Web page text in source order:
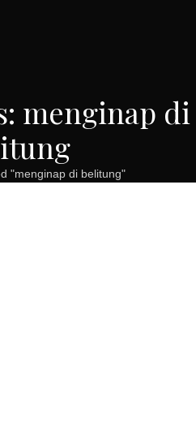
menginap di
"menginap di belitung"